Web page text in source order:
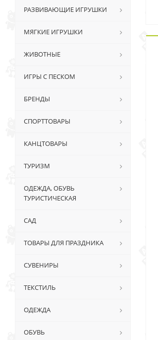
РАЗВИВАЮЩИЕ ИГРУШКИ
МЯГКИЕ ИГРУШКИ
ЖИВОТНЫЕ
ИГРЫ С ПЕСКОМ
БРЕНДЫ
СПОРТТОВАРЫ
КАНЦТОВАРЫ
ТУРИЗМ
ОДЕЖДА, ОБУВЬ
ТУРИСТИЧЕСКАЯ
САД
ТОВАРЫ ДЛЯ ПРАЗДНИКА
СУВЕНИРЫ
ТЕКСТИЛЬ
ОДЕЖДА
ОБУВЬ